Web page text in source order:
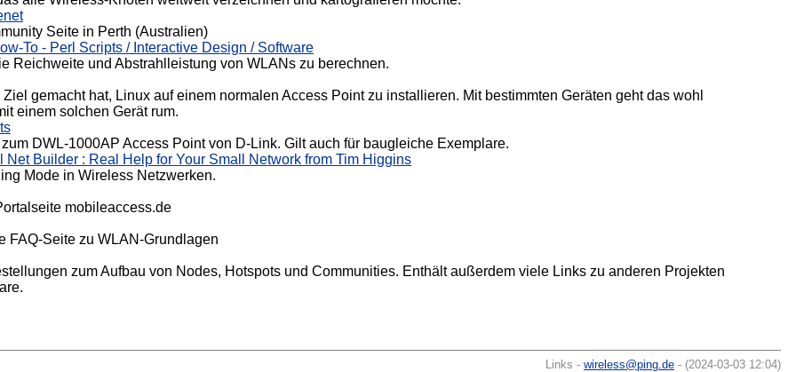
Seite in Perth (Australien)
To - Perl Scripts / Interactive Design / Software
Reichweite und Abstrahlleistung von WLANs zu berechnen.
gemacht hat, Linux auf einem normalen Access Point zu installieren. Mit bestimmten Geräten geht das wohl
einem solchen Gerät rum.
DWL-1000AP Access Point von D-Link. Gilt auch für baugleiche Exemplare.
Builder : Real Help for Your Small Network from Tim Higgins
Mode in Wireless Netzwerken.
mobileaccess.de
FAQ-Seite zu WLAN-Grundlagen
zum Aufbau von Nodes, Hotspots und Communities. Enthält außerdem viele Links zu anderen Projekten
Links - wireless@ping.de - (2024-03-03 12:04)